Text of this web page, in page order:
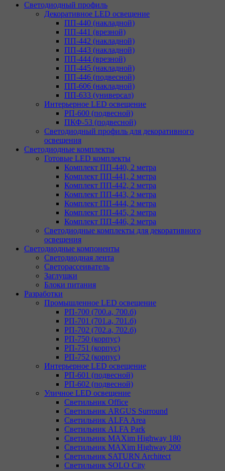
Светодиодный профиль
Декоративное LED освещение
ПП-440 (накладной)
ПП-441 (врезной)
ПП-442 (накладной)
ПП-443 (накладной)
ПП-444 (врезной)
ПП-445 (накладной)
ПП-446 (подвесной)
ПП-606 (накладной)
ПП-633 (универсал)
Интерьерное LED освещение
РП-600 (подвесной)
ПКФ-53 (подвесной)
Светодиодный профиль для декоративного
освещения
Светодиодные комплекты
Готовые LED комплекты
Комплект ПП-440, 2 метра
Комплект ПП-441, 2 метра
Комплект ПП-442, 2 метра
Комплект ПП-443, 2 метра
Комплект ПП-444, 2 метра
Комплект ПП-445, 2 метра
Комплект ПП-446, 2 метра
Светодиодные комплекты для декоративного
освещения
Светодиодные компоненты
Светодиодная лента
Светорассеиватель
Заглушки
Блоки питания
Разработки
Промышленное LED освещение
РП-700 (700.а, 700.б)
РП-701 (701.а, 701.б)
РП-702 (702.а, 702.б)
РП-750 (корпус)
РП-751 (корпус)
РП-752 (корпус)
Интерьерное LED освещение
РП-601 (подвесной)
РП-602 (подвесной)
Уличное LED освещение
Светильник Office
Светильник ARGUS Surround
Светильник ALFA Area
Светильник ALFA Park
Светильник MAXim Highway 180
Светильник MAXim Highway 200
Светильник SATURN Architect
Светильник SOLO City